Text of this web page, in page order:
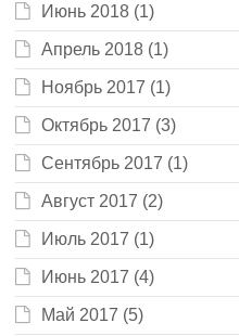
Июнь 2018 (1)
Апрель 2018 (1)
Ноябрь 2017 (1)
Октябрь 2017 (3)
Сентябрь 2017 (1)
Август 2017 (2)
Июль 2017 (1)
Июнь 2017 (4)
Май 2017 (5)